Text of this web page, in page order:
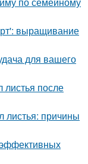
выращивание
для вашего
после
листья: причины